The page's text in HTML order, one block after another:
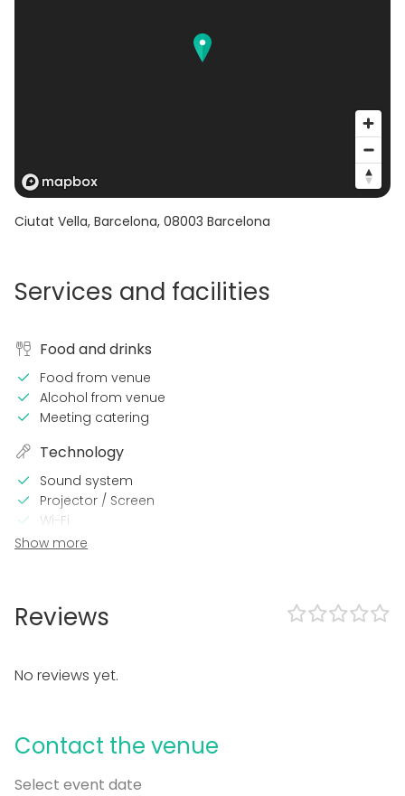
Ciutat Vella, Barcelona, 08003 Barcelona
Services and facilities
Food and drinks
Food from venue
Alcohol from venue
Meeting catering
Technology
Sound system
Projector / Screen
Wi-Fi
Professional sound system
Air conditioning
Dance floor
Outdoor area
Show more
Reviews
No reviews yet.
Contact the venue
Select event date